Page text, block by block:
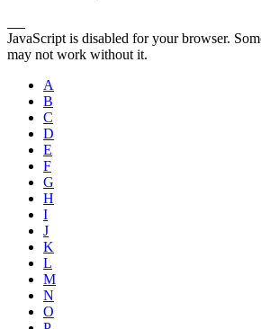
JavaScript is disabled for your browser.
may not work without it.
A
B
C
D
E
F
G
H
I
J
K
L
M
N
O